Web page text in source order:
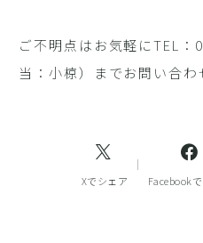
ご不明点はお気軽にTEL
当：小椋）までお問い合わ
Xでシェア Facebook